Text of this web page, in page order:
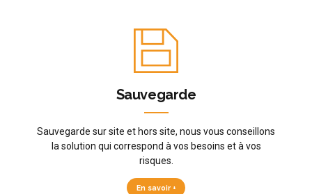
Sauvegarde
Sauvegarde sur site et hors site, nous vous conseillons
la solution qui correspond à vos besoins et à vos
risques.
En savoir +